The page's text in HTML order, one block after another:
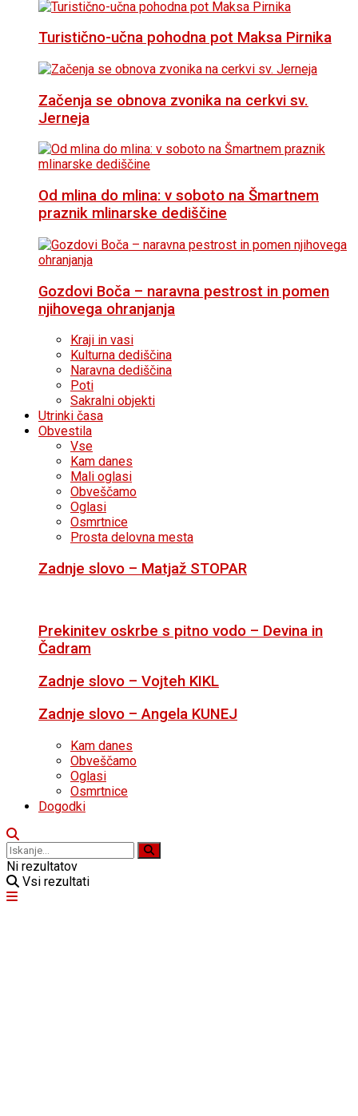
Turistično-učna pohodna pot Maksa Pirnika
Začenja se obnova zvonika na cerkvi sv.
Jerneja
Od mlina do mlina: v soboto na Šmartnem
praznik mlinarske dediščine
Gozdovi Boča – naravna pestrost in pomen
njihovega ohranjanja
Kraji in vasi
Kulturna dediščina
Naravna dediščina
Poti
Sakralni objekti
Utrinki časa
Obvestila
Vse
Kam danes
Mali oglasi
Obveščamo
Oglasi
Osmrtnice
Prosta delovna mesta
Zadnje slovo – Matjaž STOPAR
Prekinitev oskrbe s pitno vodo – Devina in
Čadram
Zadnje slovo – Vojteh KIKL
Zadnje slovo – Angela KUNEJ
Kam danes
Obveščamo
Oglasi
Osmrtnice
Dogodki
Ni rezultatov
Vsi rezultati